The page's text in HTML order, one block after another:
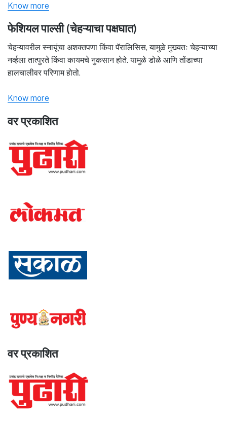
Know more
फेशियल पाल्सी (चेहऱ्याचा पक्षघात)
चेहऱ्यावरील स्नायूंचा अशक्तपणा किंवा पॅरालिसिस, यामुळे मुख्यतः चेहऱ्याच्या
नर्व्हला तात्पुरते किंवा कायमचे नुकसान होते. यामुळे डोळे आणि तोंडाच्या
हालचालीवर परिणाम होतो.
Know more
वर प्रकाशित
वर प्रकाशित